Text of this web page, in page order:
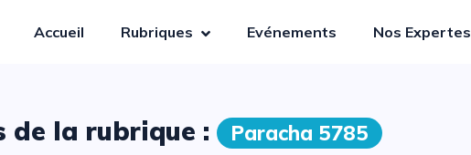
Accueil Rubriques Evénements Nos Expertes
de la rubrique : Paracha 5785